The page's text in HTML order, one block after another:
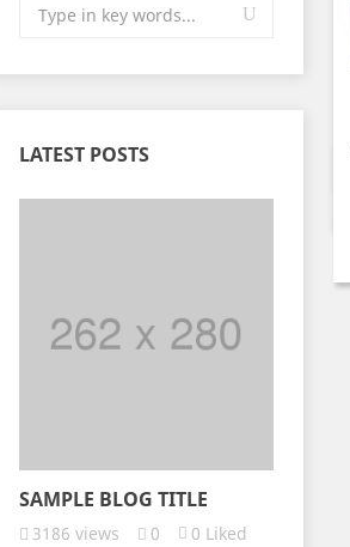
LATEST POSTS
SAMPLE BLOG TITLE
3186 views 0 0 Liked